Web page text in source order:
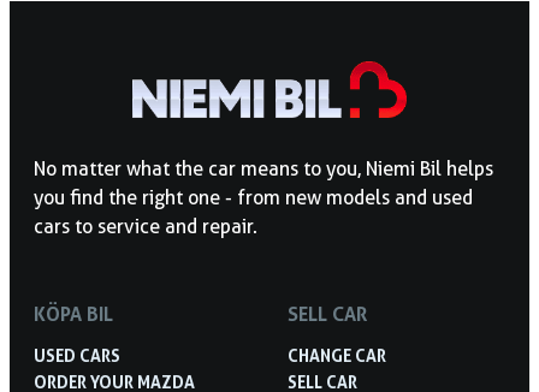
No matter what the car means to you, Niemi Bil helps
you find the right one - from new models and used
cars to service and repair.
KÖPA BIL
USED CARS
ORDER YOUR MAZDA
SELL CAR
CHANGE CAR
SELL CAR